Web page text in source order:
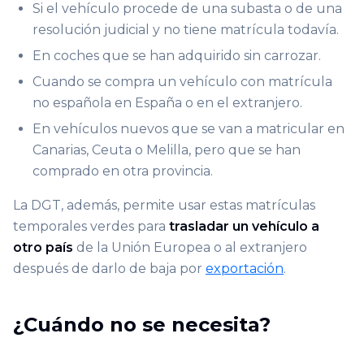
Si el vehículo procede de una subasta o de una
resolución judicial y no tiene matrícula todavía.
En coches que se han adquirido sin carrozar.
Cuando se compra un vehículo con matrícula
no española en España o en el extranjero.
En vehículos nuevos que se van a matricular en
Canarias, Ceuta o Melilla, pero que se han
comprado en otra provincia.
La DGT, además, permite usar estas matrículas
temporales verdes para trasladar un vehículo a
otro país de la Unión Europea o al extranjero
después de darlo de baja por exportación.
¿Cuándo no se necesita?